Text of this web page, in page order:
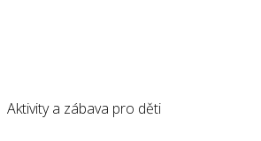
Aktivity a zábava pro děti